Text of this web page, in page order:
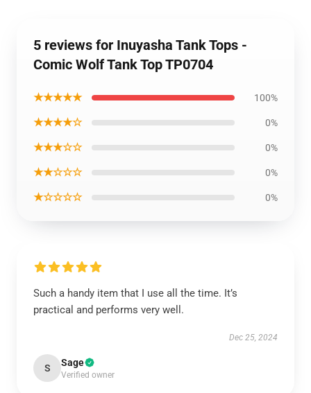
5 reviews for Inuyasha Tank Tops -
Comic Wolf Tank Top TP0704
★★★★★ 100%
★★★★☆ 0%
★★★☆☆ 0%
★★☆☆☆ 0%
★☆☆☆☆ 0%
Such a handy item that I use all the time. It’s
practical and performs very well.
Dec 25, 2024
S Sage
Verified owner